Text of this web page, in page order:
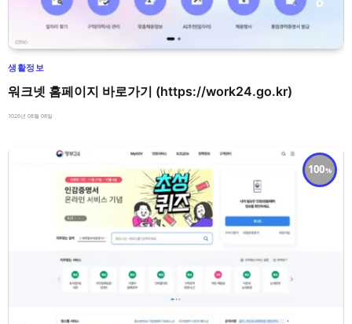
생활정보
워크넷 홈페이지 바로가기 (https://work24.go.kr)
2026년 08월 08일
100